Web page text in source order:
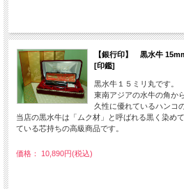
【銀行印】 黒水牛
[印鑑]
黒水牛１５ミリ丸です。
東南アジアの水牛の角か
久性に優れているハンコ
当店の黒水牛は「ムク材」と呼ばれる黒く染め
ている芯持ちの高級商品です。
価格： 10,890円(税込)